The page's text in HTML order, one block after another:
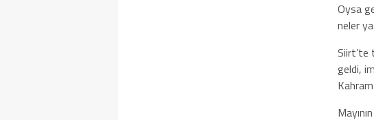
Oysa
neler
Siirt’te
geldi,